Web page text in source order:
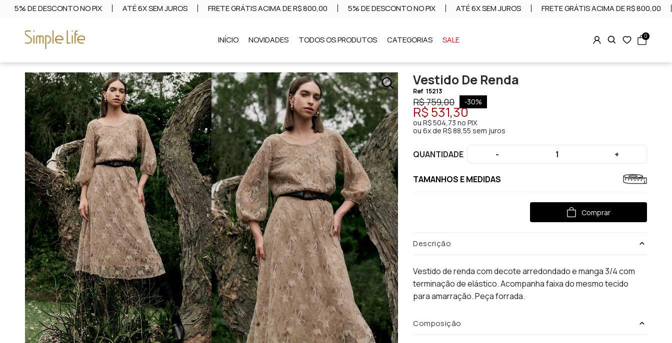
5% DE DESCONTO NO PIX ATÉ 6X SEM JUROS FRETE GRÁTIS ACIMA DE R$ 800,00 5% DE DESCONTO NO PIX ATÉ 6X SEM JUROS FRETE GRÁTIS ACIMA DE R$ 800,00
INÍCIO NOVIDADES TODOS OS PRODUTOS CATEGORIAS SALE 0
Vestido De Renda
Ref 15213
R$ 759,00 -30%
R$ 531,30
ouR$ 504,73 no PIX
ou6x de R$ 88,55 sem juros
QUANTIDADE - 1 +
TAMANHOS E MEDIDAS
Comprar
Descrição
Vestido de renda com decote arredondado e manga 3/4 com
terminação de elástico. Acompanha faixa do mesmo tecido
para amarração. Peça forrada.
Composição